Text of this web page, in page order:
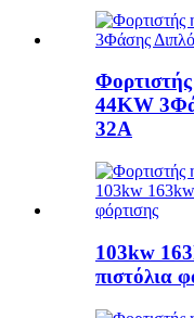
44KW
32A
103kw
πιστόλια